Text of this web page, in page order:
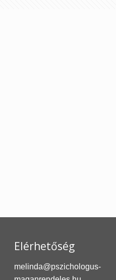
Elérhetőség
melinda@pszichologus-